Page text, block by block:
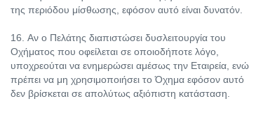
της περιόδου μίσθωσης, εφόσον αυτό είναι δυνατόν.
16. Aν ο Πελάτης διαπιστώσει δυσλειτουργία του
Οχήματος που οφείλεται σε οποιοδήποτε λόγο,
υποχρεούται να ενημερώσει αμέσως την Εταιρεία, ενώ
πρέπει να μη χρησιμοποιήσει το Όχημα εφόσον αυτό
δεν βρίσκεται σε απολύτως αξιόπιστη κατάσταση.